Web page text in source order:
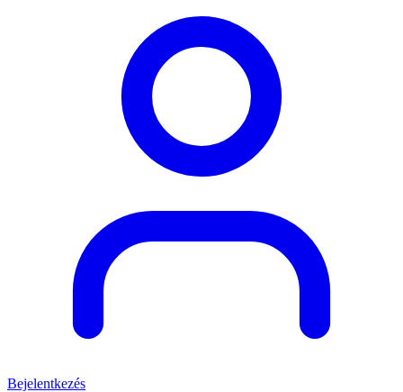
Bejelentkezés